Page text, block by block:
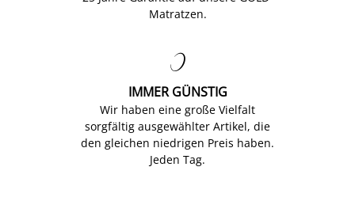
Matratzen.

IMMER GÜNSTIG
Wir haben eine große Vielfalt
sorgfältig ausgewählter Artikel, die
den gleichen niedrigen Preis haben.
Jeden Tag.